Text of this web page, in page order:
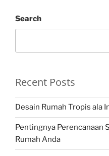
Search
Recent Posts
Desain Rumah Tropis ala
Pentingnya Perencanaan
Rumah Anda